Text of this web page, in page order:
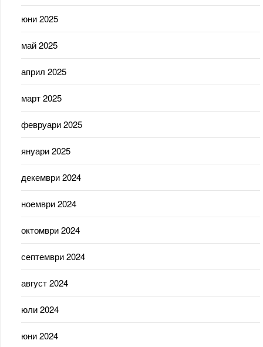
юни 2025
май 2025
април 2025
март 2025
февруари 2025
януари 2025
декември 2024
ноември 2024
октомври 2024
септември 2024
август 2024
юли 2024
юни 2024